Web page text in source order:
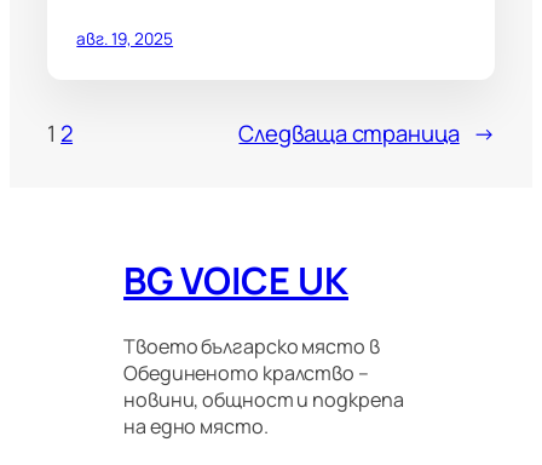
авг. 19, 2025
1 2 Следваща страница →
BG VOICE UK
Твоето българско място в
Обединеното кралство –
новини, общност и подкрепа
на едно място.